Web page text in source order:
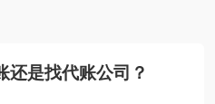
还是找代账公司？